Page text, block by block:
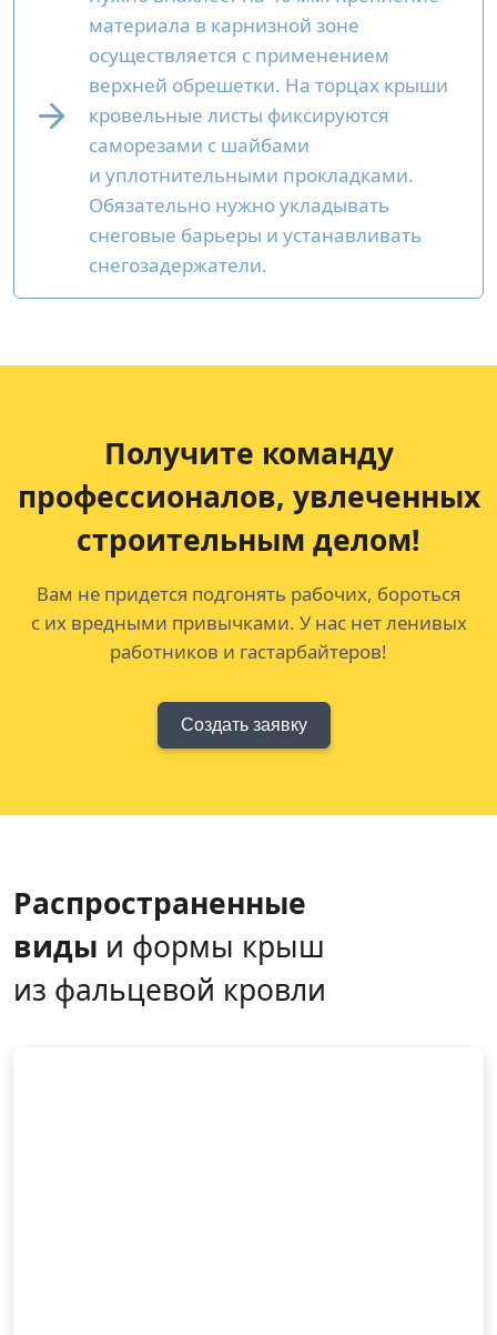
материала в карнизной зоне
осуществляется с применением
верхней обрешетки. На торцах крыши
кровельные листы фиксируются
саморезами с шайбами
и уплотнительными прокладками.
Обязательно нужно укладывать
снеговые барьеры и устанавливать
снегозадержатели.
Получите команду
профессионалов, увлеченных
строительным делом!
Вам не придется подгонять рабочих, бороться
с их вредными привычками. У нас нет ленивых
работников и гастарбайтеров!
Создать заявку
Распространенные
виды и формы крыш
из фальцевой кровли